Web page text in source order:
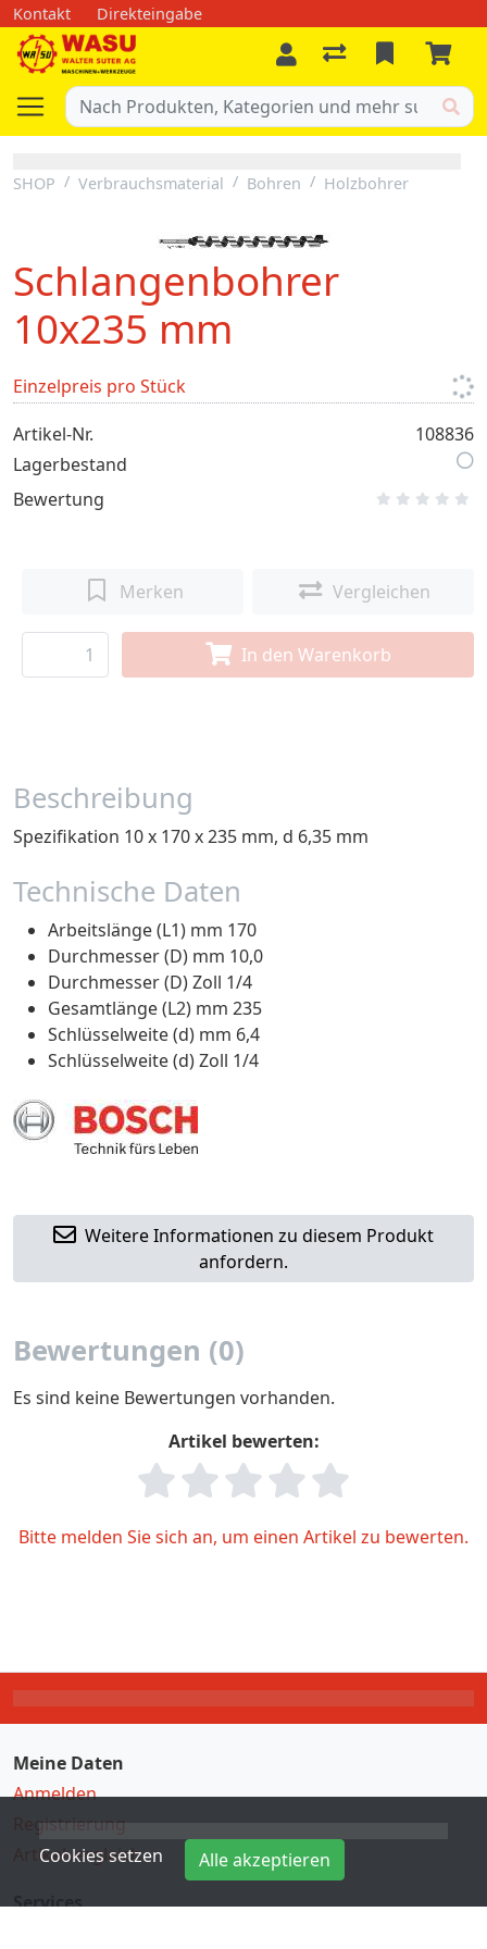
Kontakt Direkteingabe
SHOP Verbrauchsmaterial Bohren Holzbohrer
Schlangenbohrer
10x235 mm
Einzelpreis pro Stück
Artikel-Nr.
108836
Lagerbestand
Bewertung
Merken Vergleichen
In den Warenkorb
Beschreibung
Spezifikation 10 x 170 x 235 mm, d 6,35 mm
Technische Daten
Arbeitslänge (L1) mm 170
Durchmesser (D) mm 10,0
Durchmesser (D) Zoll 1/4
Gesamtlänge (L2) mm 235
Schlüsselweite (d) mm 6,4
Schlüsselweite (d) Zoll 1/4
Weitere Informationen zu diesem Produkt
anfordern.
Bewertungen (0)
Es sind keine Bewertungen vorhanden.
Artikel bewerten:
Bitte melden Sie sich an, um einen Artikel zu bewerten.
Meine Daten
Anmelden
Registrierung
Artikelvergleich
Services
Cookies setzen Alle akzeptieren